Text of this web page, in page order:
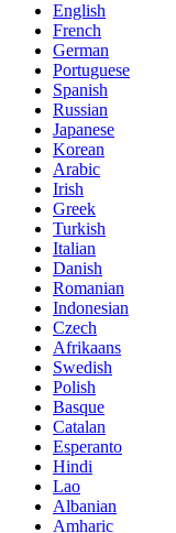
English
French
German
Portuguese
Spanish
Russian
Japanese
Korean
Arabic
Irish
Greek
Turkish
Italian
Danish
Romanian
Indonesian
Czech
Afrikaans
Swedish
Polish
Basque
Catalan
Esperanto
Hindi
Lao
Albanian
Amharic